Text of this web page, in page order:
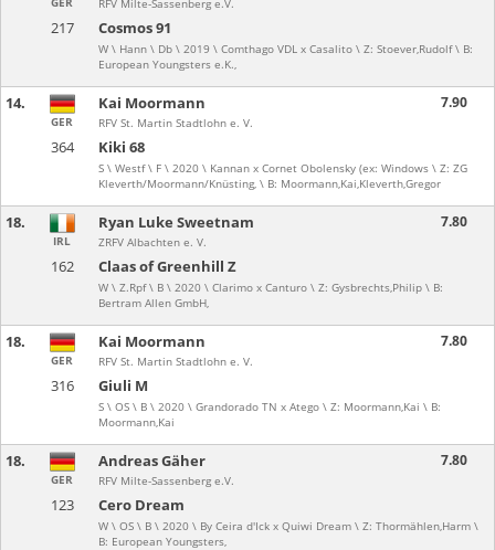
217 Cosmos 91
W \ Hann \ Db \ 2019 \ Comthago VDL x Casalito \ Z: Stoever,Rudolf \ B:
European Youngsters e.K.,
RFV Milte-Sassenberg e.V.
14.
364 Kiki 68
S \ Westf \ F \ 2020 \ Kannan x Cornet Obolensky (ex: Windows \ Z: ZG
Kleverth/Moormann/Knüsting, \ B: Moormann,Kai,Kleverth,Gregor
GER
Kai Moormann
RFV St. Martin Stadtlohn e. V.
7.90
18.
162 Claas of Greenhill Z
W \ Z.Rpf \ B \ 2020 \ Clarimo x Canturo \ Z: Gysbrechts,Philip \ B:
Bertram Allen GmbH,
IRL
Ryan Luke Sweetnam
ZRFV Albachten e. V.
7.80
18.
316 Giuli M
S \ OS \ B \ 2020 \ Grandorado TN x Atego \ Z: Moormann,Kai \ B:
Moormann,Kai
GER
Kai Moormann
RFV St. Martin Stadtlohn e. V.
7.80
18.
123 Cero Dream
W \ OS \ B \ 2020 \ By Ceira d'Ick x Quiwi Dream \ Z: Thormählen,Harm \
B: European Youngsters,
GER
Andreas Gäher
RFV Milte-Sassenberg e.V.
7.80